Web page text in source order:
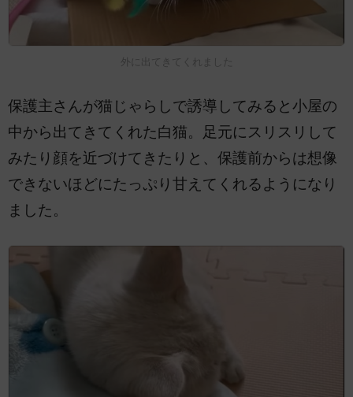
外に出てきてくれました
保護主さんが猫じゃらしで誘導してみると小屋の
中から出てきてくれた白猫。足元にスリスリして
みたり顔を近づけてきたりと、保護前からは想像
できないほどにたっぷり甘えてくれるようになり
ました。